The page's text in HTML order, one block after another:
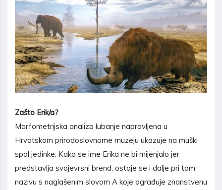
Zašto Erik/a?
Morfometrijska analiza lubanje napravljena u
Hrvatskom prirodoslovnome muzeju ukazuje na muški
spol jedinke. Kako se ime Erika ne bi mijenjalo jer
predstavlja svojevrsni brend, ostaje se i dalje pri tom
nazivu s naglašenim slovom A koje ograđuje znanstvenu